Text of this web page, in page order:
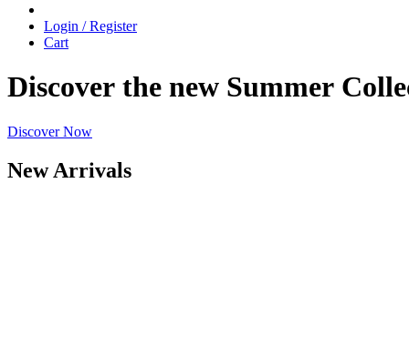
Login / Register
Cart
Discover the new Summer
Discover Now
New Arrivals